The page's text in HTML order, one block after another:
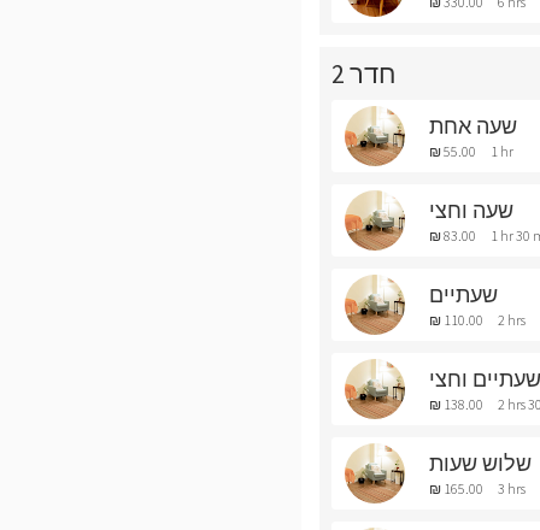
חדר 2
שעה אחת
₪ 55.00 1 hr
שעה וחצי
₪ 83.00 1 hr 30
שעתיים
₪ 110.00 2 hrs
שעתיים וחצי
₪ 138.00 2 hrs
שלוש שעות
₪ 165.00 3 hrs